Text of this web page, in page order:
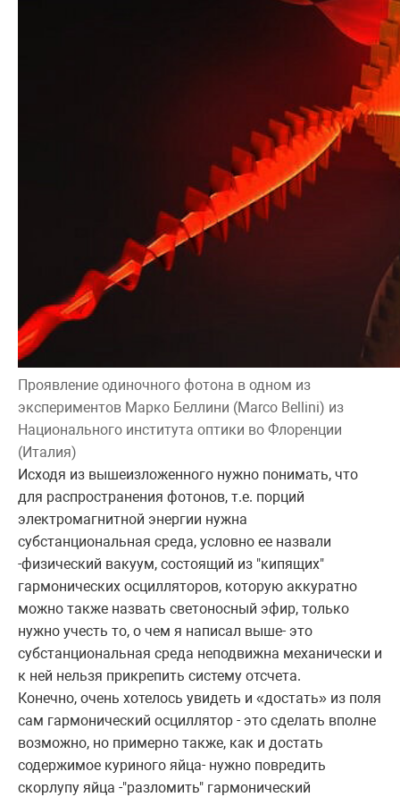
Проявление одиночного фотона в одном из
экспериментов Марко Беллини (Marco Bellini) из
Национального института оптики во Флоренции
(Италия)
Исходя из вышеизложенного нужно понимать, что
для распространения фотонов, т.е. порций
электромагнитной энергии нужна
субстанциональная среда, условно ее назвали
-физический вакуум, состоящий из "кипящих"
гармонических осцилляторов, которую аккуратно
можно также назвать светоносный эфир, только
нужно учесть то, о чем я написал выше- это
субстанциональная среда неподвижна механически и
к ней нельзя прикрепить систему отсчета.
Конечно, очень хотелось увидеть и «достать» из поля
сам гармонический осциллятор - это сделать вполне
возможно, но примерно также, как и достать
содержимое куриного яйца- нужно повредить
скорлупу яйца -"разломить" гармонический